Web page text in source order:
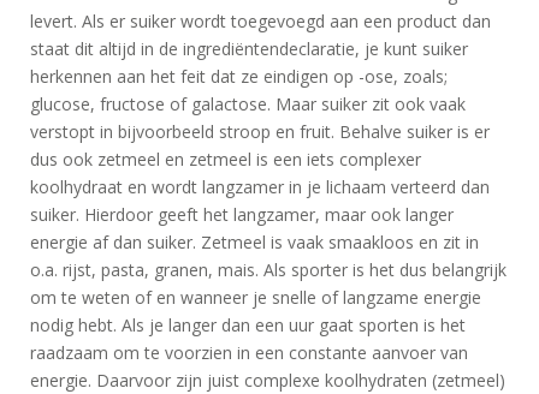
levert. Als er suiker wordt toegevoegd aan een product dan
staat dit altijd in de ingrediëntendeclaratie, je kunt suiker
herkennen aan het feit dat ze eindigen op -ose, zoals;
glucose, fructose of galactose. Maar suiker zit ook vaak
verstopt in bijvoorbeeld stroop en fruit. Behalve suiker is er
dus ook zetmeel en zetmeel is een iets complexer
koolhydraat en wordt langzamer in je lichaam verteerd dan
suiker. Hierdoor geeft het langzamer, maar ook langer
energie af dan suiker. Zetmeel is vaak smaakloos en zit in
o.a. rijst, pasta, granen, mais. Als sporter is het dus belangrijk
om te weten of en wanneer je snelle of langzame energie
nodig hebt. Als je langer dan een uur gaat sporten is het
raadzaam om te voorzien in een constante aanvoer van
energie. Daarvoor zijn juist complexe koolhydraten (zetmeel)